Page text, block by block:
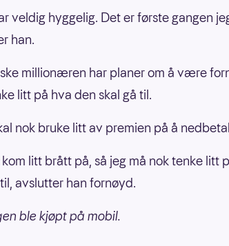
veldig hyggelig. Det er første gangen
han.
millionæren har planer om å være
litt på hva den skal gå til.
nok bruke litt av premien på å
litt brått på, så jeg må nok tenke litt
avslutter han fornøyd.
ble kjøpt på mobil.